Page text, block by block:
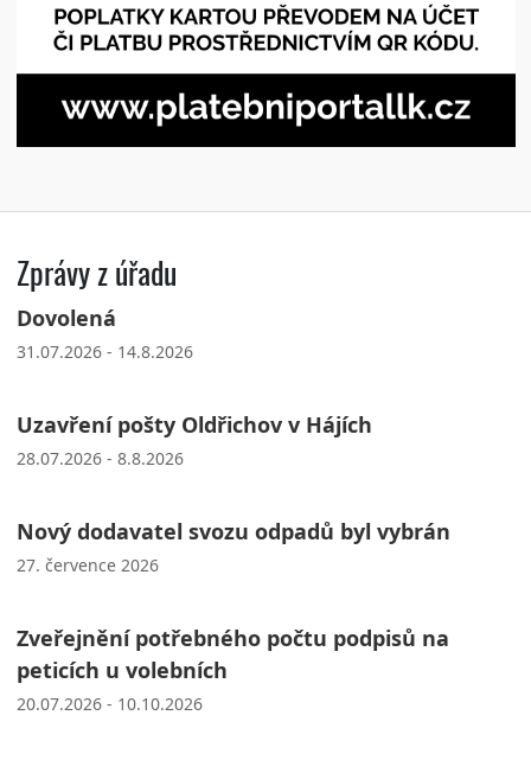
Zprávy z úřadu
Dovolená
31.07.2026 - 14.8.2026
Uzavření pošty Oldřichov v Hájích
28.07.2026 - 8.8.2026
Nový dodavatel svozu odpadů byl vybrán
27. července 2026
Zveřejnění potřebného počtu podpisů na
peticích u volebních
20.07.2026 - 10.10.2026